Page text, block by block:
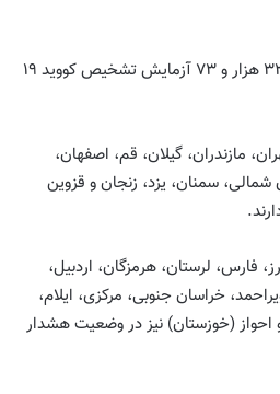
همچنین تا کنون ۳ میلیون و ۳۳۱ هزار و ۷۳ آزمایش تشخیص کووید ۱۹
مازندران، گیلان، قم، اصفهان،
سمنان، یزد، زنجان و قزوین
فارس، لرستان، هرمزگان، اردبیل،
خراسان جنوبی، مرکزی، ایلام،
احواز (خوزستان) نیز در وضعیت هشدار